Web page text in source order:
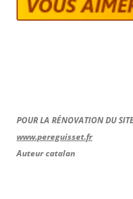
POUR LA RÉNOVATION DU
www.pereguisset.fr
Auteur catalan